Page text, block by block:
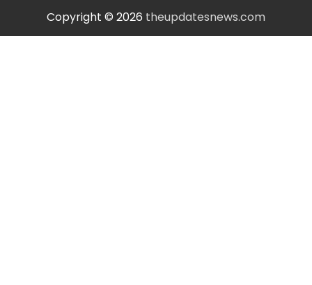
Copyright © 2026 theupdatesnews.com